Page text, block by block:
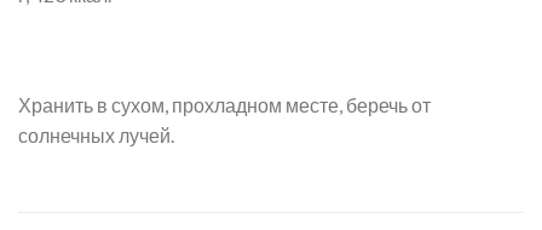
Хранить в сухом, прохладном месте, беречь от
солнечных лучей.